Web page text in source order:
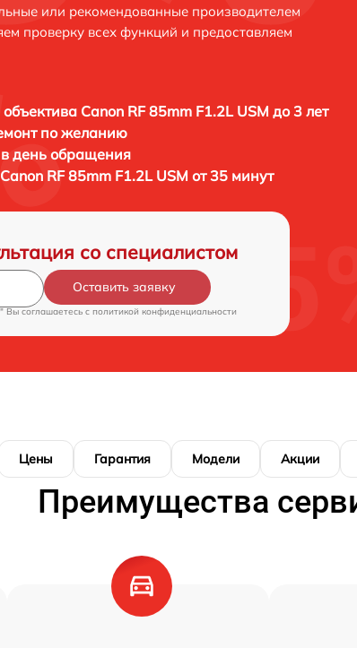
или рекомендованные производителем
проверку всех функций и предоставляем
объектива Canon RF 85mm F1.2L USM до 3 лет
по желанию
в день обращения
RF 85mm F1.2L USM от 35 минут
со специалистом
Оставить заявку
Вы соглашаетесь c политикой конфиденциальности
Цены Гарантия Модели Акции
Преимущества